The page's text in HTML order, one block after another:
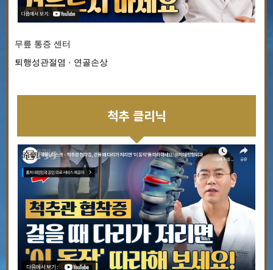
무릎 통증 센터
퇴행성관절염 · 연골손상
척추 클리닉